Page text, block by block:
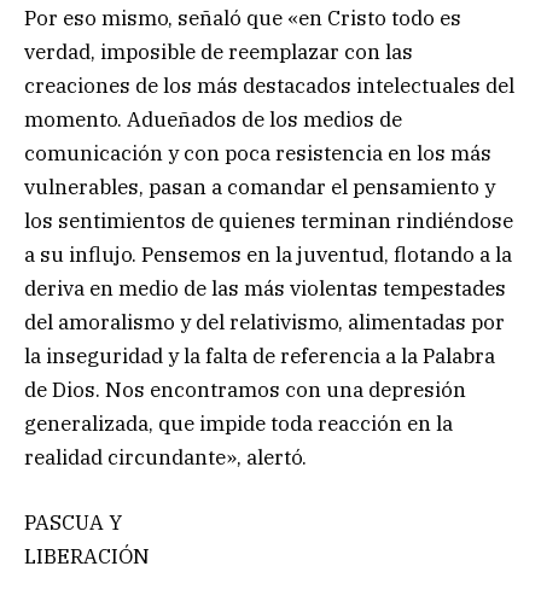
Por eso mismo, señaló que «en Cristo todo es
verdad, imposible de reemplazar con las
creaciones de los más destacados intelectuales del
momento. Adueñados de los medios de
comunicación y con poca resistencia en los más
vulnerables, pasan a comandar el pensamiento y
los sentimientos de quienes terminan rindiéndose
a su influjo. Pensemos en la juventud, flotando a la
deriva en medio de las más violentas tempestades
del amoralismo y del relativismo, alimentadas por
la inseguridad y la falta de referencia a la Palabra
de Dios. Nos encontramos con una depresión
generalizada, que impide toda reacción en la
realidad circundante», alertó.
PASCUA Y
LIBERACIÓN